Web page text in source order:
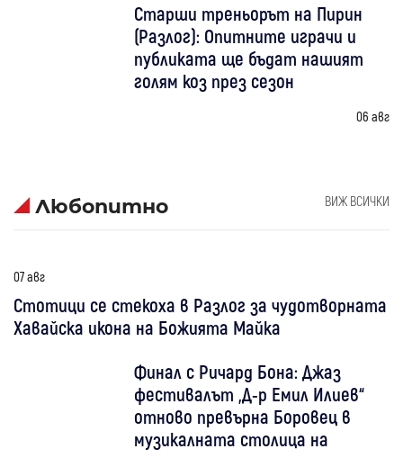
Старши треньорът на Пирин
(Разлог): Опитните играчи и
публиката ще бъдат нашият
голям коз през сезон
06 авг
Любопитно ВИЖ ВСИЧКИ
07 авг
Стотици се стекоха в Разлог за чудотворната
Хавайска икона на Божията Майка
Финал с Ричард Бона: Джаз
фестивалът „Д-р Емил Илиев“
отново превърна Боровец в
музикалната столица на